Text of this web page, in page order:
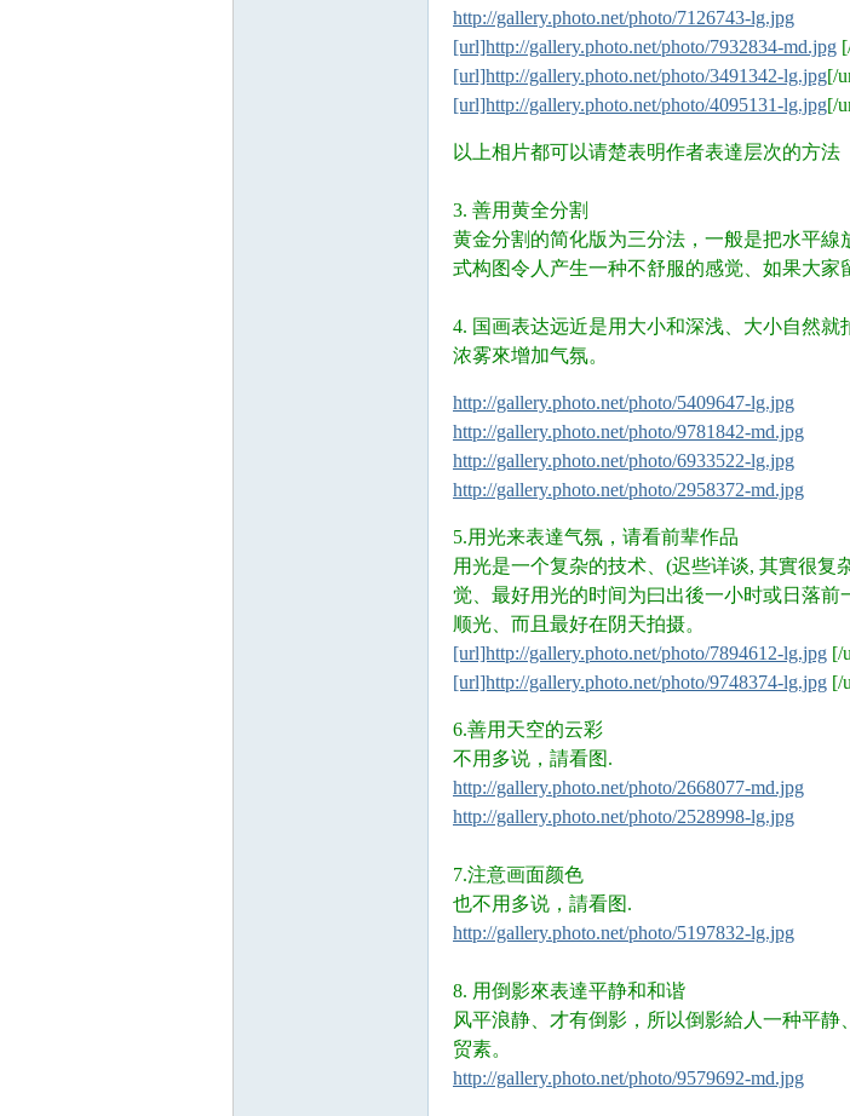
http://gallery.photo.net/photo/7126743-lg.jpg
[url]http://gallery.photo.net/photo/7932834-md.jpg
[url]http://gallery.photo.net/photo/3491342-lg.jpg[/
[url]http://gallery.photo.net/photo/4095131-lg.jpg[/
以上相片都可以请楚表明作者表達层次的方法
3. 善用黄全分割
黄金分割的简化版为三分法，一般是把水平
式构图令人产生一种不舒服的感觉、如果大家
4. 国画表达远近是用大小和深浅、大小自然
浓雾來增加气氛。
http://gallery.photo.net/photo/5409647-lg.jpg
http://gallery.photo.net/photo/9781842-md.jpg
http://gallery.photo.net/photo/6933522-lg.jpg
http://gallery.photo.net/photo/2958372-md.jpg
5.用光来表達气氛，请看前辈作品
用光是一个复杂的技术、(迟些详谈, 其實很
觉、最好用光的时间为曰出後一小时或日落
顺光、而且最好在阴天拍摄。
[url]http://gallery.photo.net/photo/7894612-lg.jpg [/
[url]http://gallery.photo.net/photo/9748374-lg.jpg [/
6.善用天空的云彩
不用多说，請看图.
http://gallery.photo.net/photo/2668077-md.jpg
http://gallery.photo.net/photo/2528998-lg.jpg
7.注意画面颜色
也不用多说，請看图.
http://gallery.photo.net/photo/5197832-lg.jpg
8. 用倒影來表達平静和和谐
风平浪静、才有倒影，所以倒影給人一种平
贸素。
http://gallery.photo.net/photo/9579692-md.jpg